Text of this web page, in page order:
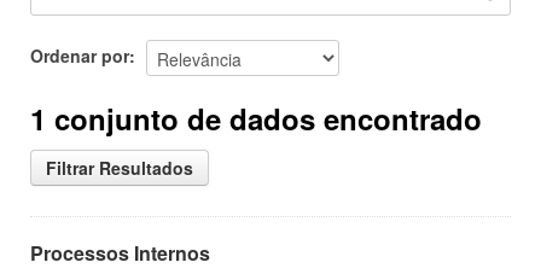
Ordenar por
1 conjunto de dados encontrado
Filtrar Resultados
Processos Internos